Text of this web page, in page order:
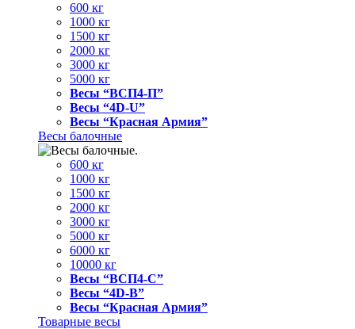
600 кг
1000 кг
1500 кг
2000 кг
3000 кг
5000 кг
Весы “ВСП4-П”
Весы “4D-U”
Весы “Красная Армия”
Весы балочные
600 кг
1000 кг
1500 кг
2000 кг
3000 кг
5000 кг
6000 кг
10000 кг
Весы “ВСП4-С”
Весы “4D-В”
Весы “Красная Армия”
Товарные весы